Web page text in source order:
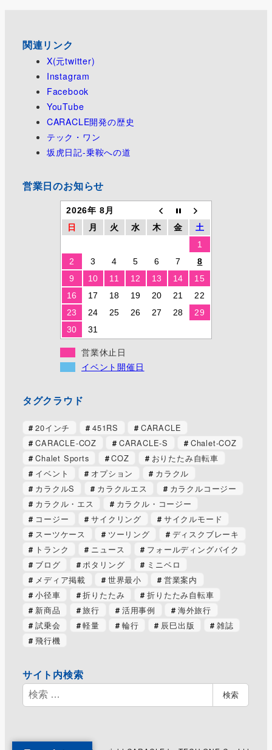
関連リンク
X(元twitter)
Instagram
Facebook
YouTube
CARACLE開発の歴史
テック・ワン
坂虎日記-乗鞍への道
営業日のお知らせ
2026年 8月
日
月 火 水 木 金
土
1
2
3 4 5 6 7
8
9
10 11 12 13 14
15
16
17 18 19 20 21
22
23
24 25 26 27 28
29
30
31
営業休止日
イベント開催日
タグクラウド
20インチ 451RS
CARACLE
CARACLE-COZ
CARACLE-S
Chalet-COZ
Chalet Sports
COZ
おりたたみ自転車
イベント
オプション
カラクル
カラクルS
カラクルエス
カラクルコージー
カラクル・エス
カラクル・コージー
コージー
サイクリング
サイクルモード
スーツケース
ツーリング
ディスクブレーキ
トランク
ニュース
フォールディングバイク
ブログ
ポタリング
ミニベロ
メディア掲載
世界最小
営業案内
小径車
折りたたみ
折りたたみ自転車
新商品
旅行 活用事例
海外旅行
試乗会
軽量 輪行 辰巳出版
雑誌
飛行機
サイト内検索
検
索
検索